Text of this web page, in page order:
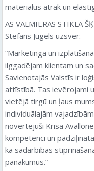
materiālus ātrāk un
AS VALMIERAS STIKLA
Stefans Jugels uzsver:
“Mārketinga un
ilggadējam klientam un
Savienotajās Valstīs ir
attīstībā. Tas ievērojami
vietējā tirgū un ļaus
individuālajām
novērtējuši Krisa
kompetenci un
ka sadarbības
panākumus.”